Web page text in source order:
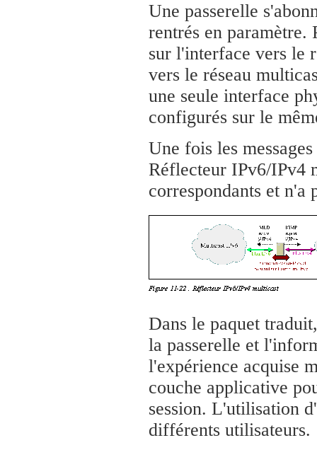
Une passerelle
rentrés en paramètre.
sur l'interface vers le
vers le réseau
une seule interface
configurés sur le
Une fois les
Réflecteur IPv6/IPv4
correspondants et n'a
Dans le paquet
la passerelle et
l'expérience acquise
couche applicative
session. L'utilisation
différents utilisateurs.